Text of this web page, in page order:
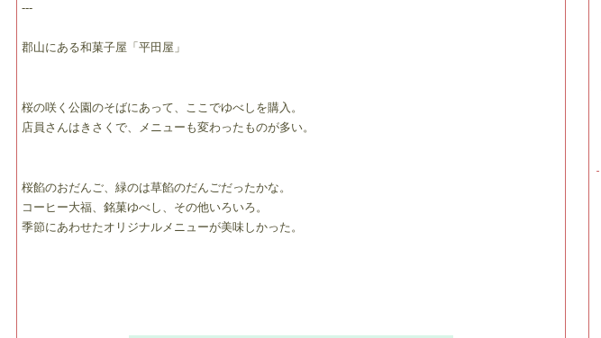
---
郡山にある和菓子屋「平田屋」
桜の咲く公園のそばにあって、ここでゆべしを購入。
店員さんはきさくで、メニューも変わったものが多い。
桜餡のおだんご、緑のは草餡のだんごだったかな。
コーヒー大福、銘菓ゆべし、その他いろいろ。
季節にあわせたオリジナルメニューが美味しかった。